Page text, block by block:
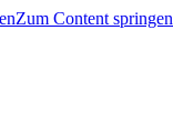
Zum Content springen